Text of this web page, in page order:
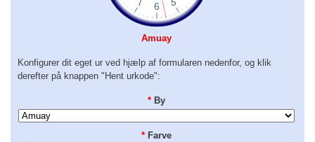
Amuay
Konfigurer dit eget ur ved hjælp af formularen nedenfor, og klik
derefter på knappen "Hent urkode":
* By
* Farve